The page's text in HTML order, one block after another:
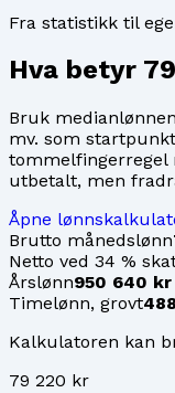
Fra statistikk til
Hva betyr
Bruk
mv. som
tommelfingerregel
utbetalt, men
Åpne
Brutto månedslønn
Netto ved 34 %
Årslønn950 640 kr
Timelønn, grovt
Kalkulatoren kan
79 220 kr